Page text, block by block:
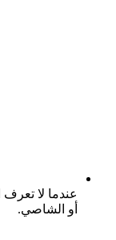
عندما لا
أو الشاصي.